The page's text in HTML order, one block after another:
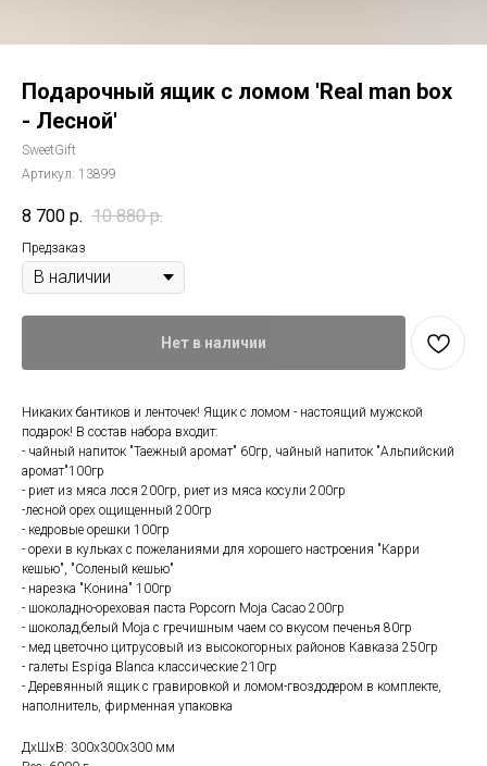
Подарочный ящик с ломом 'Real man box
- Лесной'
SweetGift
Артикул: 13899
8 700 р. 10 880 р.
Предзаказ
Нет в наличии
Никаких бантиков и ленточек! Ящик с ломом - настоящий мужской
подарок! В состав набора входит:
- чайный напиток "Таежный аромат" 60гр, чайный напиток "Альпийский
аромат"100гр
- риет из мяса лося 200гр, риет из мяса косули 200гр
-лесной орех ощищенный 200гр
- кедровые орешки 100гр
- орехи в кульках с пожеланиями для хорошего настроения "Карри
кешью", "Соленый кешью"
- нарезка "Конина" 100гр
- шоколадно-ореховая паста Popcorn Moja Cacao 200гр
- шоколад,белый Moja с гречишным чаем со вкусом печенья 80гр
- мед цветочно цитрусовый из высокогорных районов Кавказа 250гр
- галеты Espiga Blanca классические 210гр
- Деревянный ящик с гравировкой и ломом-гвоздодером в комплекте,
наполнитель, фирменная упаковка
ДxШxВ: 300x300x300 мм